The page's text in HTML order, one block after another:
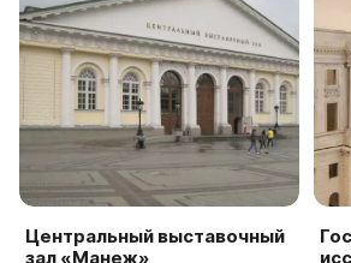
Центральный выставочный
зал «Манеж»